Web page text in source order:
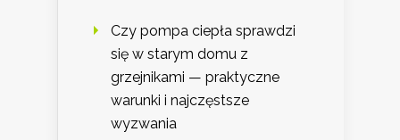
Czy pompa ciepła sprawdzi
się w starym domu z
grzejnikami — praktyczne
warunki i najczęstsze
wyzwania